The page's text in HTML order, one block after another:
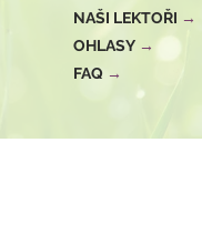
NAŠI LEKTOŘI →
OHLASY →
FAQ →